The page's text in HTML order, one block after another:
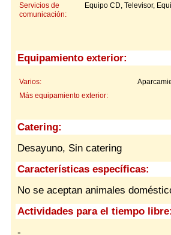
Servicios de
comunicación:
Equipo CD, Televisor,
Equipamiento exterior:
Varios:
Más equipamiento exterior:
Catering:
Desayuno, Sin catering
Características específicas:
No se aceptan animales
Actividades para el tiempo
-